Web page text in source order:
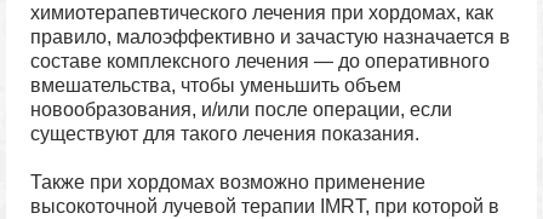
химиотерапевтического лечения при хордомах, как
правило, малоэффективно и зачастую назначается в
составе комплексного лечения — до оперативного
вмешательства, чтобы уменьшить объем
новообразования, и/или после операции, если
существуют для такого лечения показания.
Также при хордомах возможно применение
высокоточной лучевой терапии IMRT, при которой в